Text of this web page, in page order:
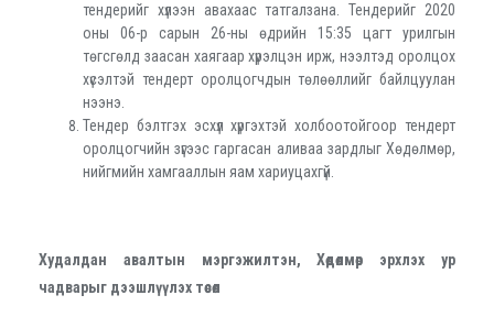
тендерийг хүлээн авахаас татгалзана. Тендерийг 2020
оны 06-р сарын 26-ны өдрийн 15:35 цагт урилгын
төгсгөлд заасан хаягаар хүрэлцэн ирж, нээлтэд оролцох
хүсэлтэй тендерт оролцогчдын төлөөллийг байлцуулан
нээнэ.
Тендер бэлтгэх эсхүл хүргэхтэй холбоотойгоор тендерт
оролцогчийн зүгээс гаргасан аливаа зардлыг Хөдөлмөр,
нийгмийн хамгааллын яам хариуцахгүй.
Худалдан авалтын мэргэжилтэн, Хөдөлмөр эрхлэх ур
чадварыг дээшлүүлэх төсөл